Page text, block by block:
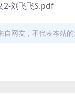
刘飞飞S.pdf
自网友，不代表本站